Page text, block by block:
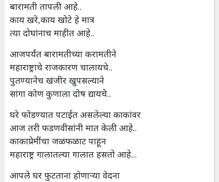
बारामती तापली आहे..
काय खरे,काय खोटे हे मात्र
त्या दोघांनाच माहीत आहे..
आजपर्यंत बारामतीच्या करामतीने
महाराष्ट्राचे राजकारण चालायचे..
पुतण्यानेच खंजीर खुपसल्याने
सांगा कोण कुणाला दोष द्यायचे..
घरे फोडण्यात पटाईत असलेल्या काकांवर
आज तरी फडणवीसांनी मात केली आहे..
काकाप्रेमींचा जळफळाट पाहून
महाराष्ट्र गालातल्या गालात हसतो आहे...
आपले घर फुटताना होणाऱ्या वेदना